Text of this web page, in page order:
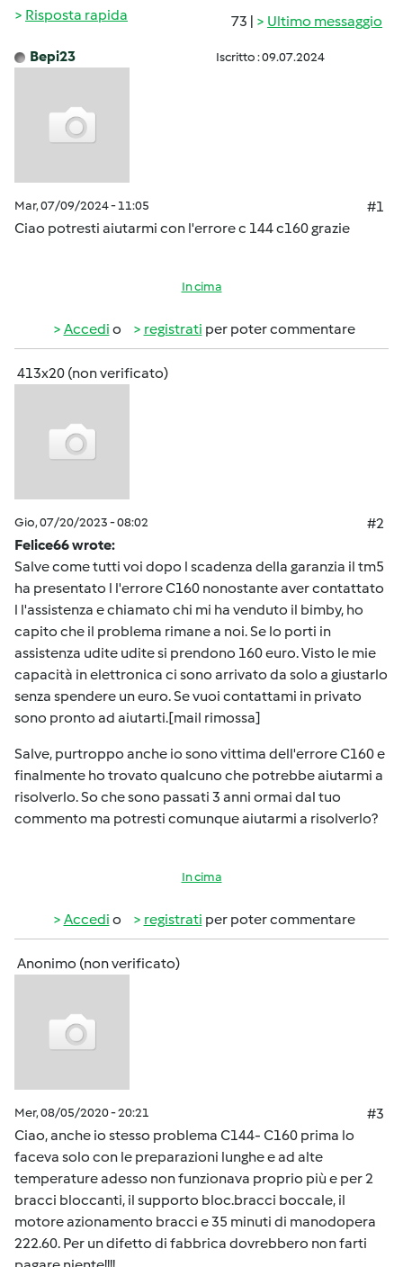
73 | Ultimo messaggio
Risposta rapida
Bepi23 Iscritto : 09.07.2024
Mar, 07/09/2024 - 11:05
#1
Ciao potresti aiutarmi con l'errore c 144 c160 grazie
In cima
Accedi o registrati per poter commentare
413x20 (non verificato)
Gio, 07/20/2023 - 08:02
#2
Felice66 wrote:
Salve come tutti voi dopo l scadenza della garanzia il tm5
ha presentato l l'errore C160 nonostante aver contattato
l l'assistenza e chiamato chi mi ha venduto il bimby, ho
capito che il problema rimane a noi. Se lo porti in
assistenza udite udite si prendono 160 euro. Visto le mie
capacità in elettronica ci sono arrivato da solo a giustarlo
senza spendere un euro. Se vuoi contattami in privato
sono pronto ad aiutarti.[mail rimossa]
Salve, purtroppo anche io sono vittima dell'errore C160 e
finalmente ho trovato qualcuno che potrebbe aiutarmi a
risolverlo. So che sono passati 3 anni ormai dal tuo
commento ma potresti comunque aiutarmi a risolverlo?
In cima
Accedi o registrati per poter commentare
Anonimo (non verificato)
Mer, 08/05/2020 - 20:21
#3
Ciao, anche io stesso problema C144- C160 prima lo
faceva solo con le preparazioni lunghe e ad alte
temperature adesso non funzionava proprio più e per 2
bracci bloccanti, il supporto bloc.bracci boccale, il
motore azionamento bracci e 35 minuti di manodopera
222.60. Per un difetto di fabbrica dovrebbero non farti